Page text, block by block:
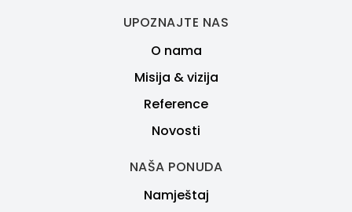
UPOZNAJTE NAS
O nama
Misija & vizija
Reference
Novosti
NAŠA PONUDA
Namještaj